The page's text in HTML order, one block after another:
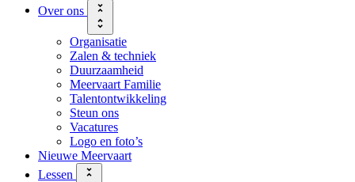
Over ons
Organisatie
Zalen & techniek
Duurzaamheid
Meervaart Familie
Talentontwikkeling
Steun ons
Vacatures
Logo en foto’s
Nieuwe Meervaart
Lessen